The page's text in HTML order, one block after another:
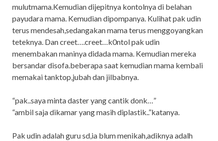
mulutmama.Kemudian dijepitnya kontolnya di belahan
payudara mama. Kemudian dipompanya. Kulihat pak udin
terus mendesah,sedangakan mama terus menggoyangkan
teteknya. Dan creet….creet…k0ntol pak udin
menembakan maninya didada mama. Kemudian mereka
bersandar disofa.beberapa saat kemudian mama kembali
memakai tanktop,jubah dan jilbabnya.
“pak..saya minta daster yang cantik donk…”
“ambil saja dikamar yang masih diplastik..”katanya.
Pak udin adalah guru sd,ia blum menikah,adiknya adalh